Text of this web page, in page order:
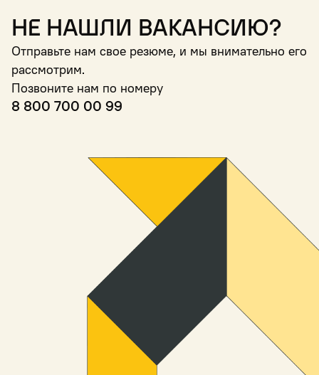
Не нашли вакансию?
Отправьте нам свое резюме, и мы внимательно его
рассмотрим.
Позвоните нам по номеру
8 800 700 00 99